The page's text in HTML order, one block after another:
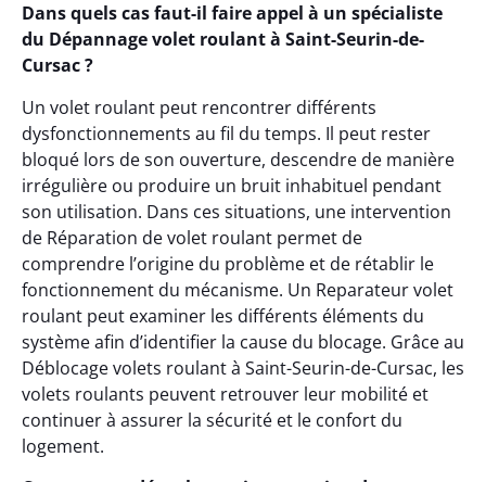
Dans quels cas faut-il faire appel à un spécialiste
du Dépannage volet roulant à Saint-Seurin-de-
Cursac ?
Un volet roulant peut rencontrer différents
dysfonctionnements au fil du temps. Il peut rester
bloqué lors de son ouverture, descendre de manière
irrégulière ou produire un bruit inhabituel pendant
son utilisation. Dans ces situations, une intervention
de Réparation de volet roulant permet de
comprendre l’origine du problème et de rétablir le
fonctionnement du mécanisme. Un Reparateur volet
roulant peut examiner les différents éléments du
système afin d’identifier la cause du blocage. Grâce au
Déblocage volets roulant à Saint-Seurin-de-Cursac, les
volets roulants peuvent retrouver leur mobilité et
continuer à assurer la sécurité et le confort du
logement.